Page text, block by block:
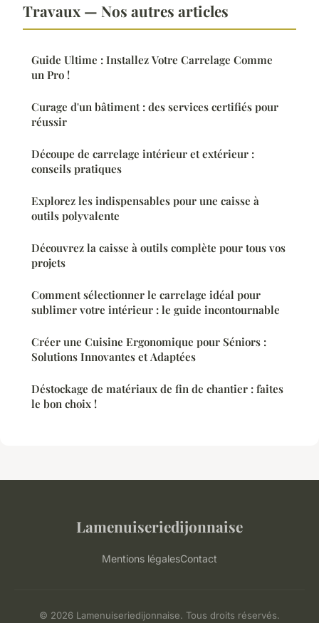
Travaux — Nos autres articles
Guide Ultime : Installez Votre Carrelage Comme
un Pro !
Curage d'un bâtiment : des services certifiés pour
réussir
Découpe de carrelage intérieur et extérieur :
conseils pratiques
Explorez les indispensables pour une caisse à
outils polyvalente
Découvrez la caisse à outils complète pour tous vos
projets
Comment sélectionner le carrelage idéal pour
sublimer votre intérieur : le guide incontournable
Créer une Cuisine Ergonomique pour Séniors :
Solutions Innovantes et Adaptées
Déstockage de matériaux de fin de chantier : faites
le bon choix !
Lamenuiseriedijonnaise
Mentions légalesContact
© 2026 Lamenuiseriedijonnaise. Tous droits réservés.